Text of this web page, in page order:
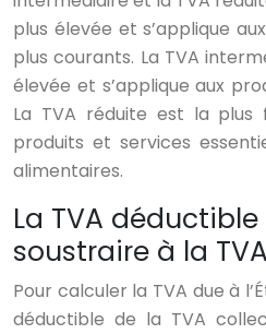
plus élevée et s’applique
plus courants. La TVA
élevée et s’applique aux
La TVA réduite est la plus
produits et services
alimentaires.
La TVA
soustraire à la
Pour calculer la TVA due à
déductible de la TVA